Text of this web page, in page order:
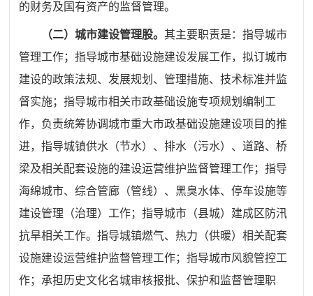
的财务及国有资产的监督管理。
（二）城市建设管理股。其主要职责是：指导城市
管理工作；指导城市基础设施建设发展工作，拟订城市
建设的政策法规、发展规划、管理措施、技术标准并监
督实施；指导城市相关市政基础设施专项规划编制工
作，负责统筹协调城市重大市政基础设施建设项目的推
进，指导城镇供水（节水）、排水（污水）、道路、桥
梁及相关配套设施的建设运营维护监督管理工作；指导
海绵城市、综合管廊（管线）、黑臭水体、停车设施等
建设管理（治理）工作；指导城市（县城）建成区防汛
抗旱相关工作。指导城镇燃气、热力（供暖）相关配套
设施建设运营维护监督管理工作；指导城市风貌管控工
作；承担历史文化名城审核报批、保护和监督管理职